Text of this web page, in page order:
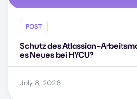
POST
Schutz des Atlassian-
es Neues bei HYCU?
July 8, 2026